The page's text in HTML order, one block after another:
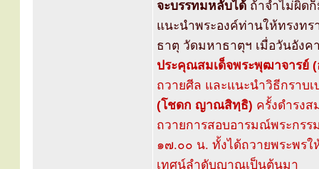
จะบรรทมหลับได้ ถ้าจำไม่ผิด
แนะนำพระองค์ท่านให้ทรงท
ธาตุ วัดมหาธาตุฯ เมื่อวันอัง
ประคุณสมเด็จพระพุฒาจารย์ (
ถวายศีล และแนะนำวิธีกราบ
(โชดก ญาณสิทฺธิ) ครั้งดำรง
ถวายการสอบอารมณ์พระกร
๑๗.๐๐ น. ทั้งได้ถวายพระพรใ
เทศน์ลำดับญาณเป็นต้นมา